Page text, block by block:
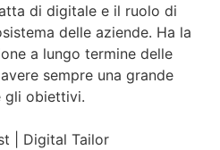
di digitale e il ruolo di
delle aziende. Ha la
a lungo termine delle
sempre una grande
gli obiettivi.
| Digital Tailor